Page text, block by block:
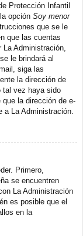
Protección Infantil
opción Soy menor
que se le
que las cuentas
Administración,
le brindará al
siga las
la dirección de
tal vez haya sido
la dirección de e-
La Administración.
Primero,
se encuentren
La Administración
es posible que el
en la